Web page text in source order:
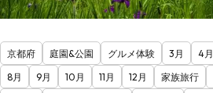
京都府 庭園&公園 グルメ体験 3月 4月
8月
9月 10月 11月 12月 家族旅行